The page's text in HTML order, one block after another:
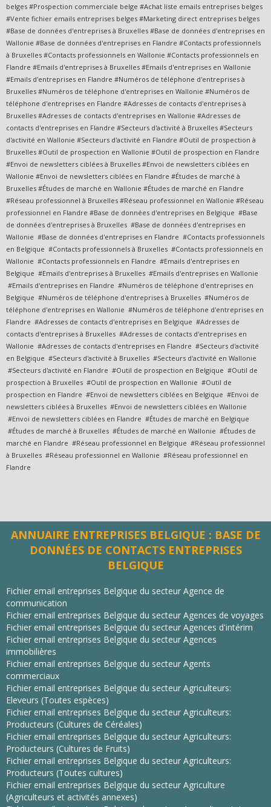
belges #Prospection commerciale belge #Achat liste emails entreprises belges
#Vente fichier emails entreprises belges #Marketing direct entreprises belges
#Base de données d'entreprises à Bruxelles #Base de données d'entreprises en
Wallonie #Base de données d'entreprises en Flandre #Contacts professionnels
à Bruxelles #Contacts professionnels en Wallonie #Contacts professionnels en
Flandre #Emails d'entreprises à Bruxelles #Emails d'entreprises en Wallonie
#Emails d'entreprises en Flandre #Numéros de téléphone d'entreprises à
Bruxelles #Numéros de téléphone d'entreprises en Wallonie #Numéros de
téléphone d'entreprises en Flandre #Adresses de contacts d'entreprises à
Bruxelles #Adresses de contacts d'entreprises en Wallonie #Adresses de
contacts d'entreprises en Flandre #Secteurs d'activité à Bruxelles #Secteurs
d'activité en Wallonie #Secteurs d'activité en Flandre #Outil de prospection à
Bruxelles #Outil de prospection en Wallonie #Outil de prospection en Flandre
#Envoi de newsletters ciblées à Bruxelles #Envoi de newsletters ciblées en
Wallonie #Envoi de newsletters ciblées en Flandre #Études de marché à
Bruxelles #Études de marché en Wallonie #Études de marché en Flandre
#Réseau professionnel à Bruxelles #Réseau professionnel en Wallonie #Réseau
professionnel en Flandre #Base de données d'entreprises en Belgique #Base
de données d'entreprises à Bruxelles #Base de données d'entreprises en
Wallonie #Base de données d'entreprises en Flandre #Contacts professionnels
en Belgique #Contacts professionnels à Bruxelles #Contacts professionnels en
Wallonie #Contacts professionnels en Flandre #Emails d'entreprises en
Belgique #Emails d'entreprises à Bruxelles #Emails d'entreprises en Wallonie
#Emails d'entreprises en Flandre #Numéros de téléphone d'entreprises en
Belgique #Numéros de téléphone d'entreprises à Bruxelles #Numéros de
téléphone d'entreprises en Wallonie #Numéros de téléphone d'entreprises en
Flandre #Adresses de contacts d'entreprises en Belgique #Adresses de
contacts d'entreprises à Bruxelles #Adresses de contacts d'entreprises en
Wallonie #Adresses de contacts d'entreprises en Flandre #Secteurs d'activité
en Belgique #Secteurs d'activité à Bruxelles #Secteurs d'activité en Wallonie
#Secteurs d'activité en Flandre #Outil de prospection en Belgique #Outil de
prospection à Bruxelles #Outil de prospection en Wallonie #Outil de
prospection en Flandre #Envoi de newsletters ciblées en Belgique #Envoi de
newsletters ciblées à Bruxelles #Envoi de newsletters ciblées en Wallonie
#Envoi de newsletters ciblées en Flandre #Études de marché en Belgique
#Études de marché à Bruxelles #Études de marché en Wallonie #Études de
marché en Flandre #Réseau professionnel en Belgique #Réseau professionnel
à Bruxelles #Réseau professionnel en Wallonie #Réseau professionnel en
Flandre
ANNUAIRE ENTREPRISES BELGIQUE : BASE DE
DONNÉES DE CONTACTS ENTREPRISES
BELGIQUE
Fichier email entreprises Belgique du secteur Agence de
communication
Fichier email entreprises Belgique du secteur Agences de voyages
Fichier email entreprises Belgique du secteur Agences d'intérim
Fichier email entreprises Belgique du secteur Agences
immobilières
Fichier email entreprises Belgique du secteur Agents
commerciaux
Fichier email entreprises Belgique du secteur Agriculteurs:
Eleveurs (Toutes espèces)
Fichier email entreprises Belgique du secteur Agriculteurs:
Producteurs (Cultures de Céréales)
Fichier email entreprises Belgique du secteur Agriculteurs:
Producteurs (Cultures de Fruits)
Fichier email entreprises Belgique du secteur Agriculteurs:
Producteurs (Toutes cultures)
Fichier email entreprises Belgique du secteur Agriculture
(Agriculteurs et activités annexes)